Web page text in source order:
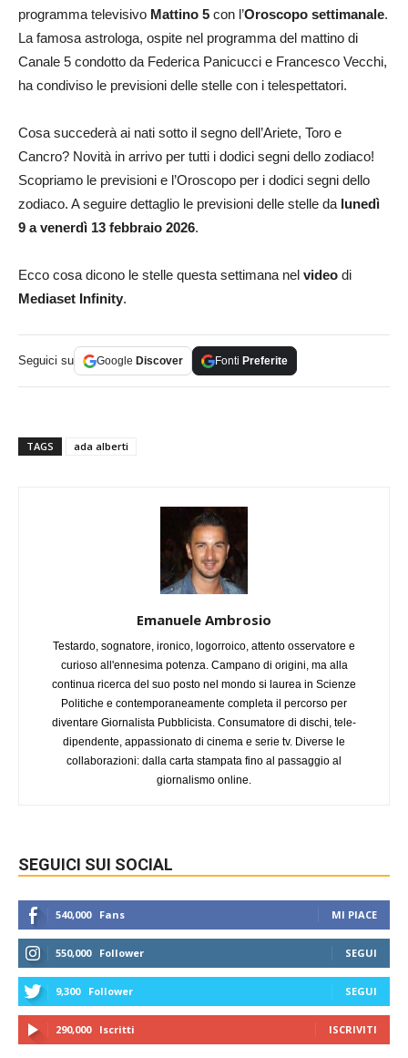
programma televisivo Mattino 5 con l’Oroscopo settimanale.
La famosa astrologa, ospite nel programma del mattino di
Canale 5 condotto da Federica Panicucci e Francesco Vecchi,
ha condiviso le previsioni delle stelle con i telespettatori.
Cosa succederà ai nati sotto il segno dell’Ariete, Toro e
Cancro? Novità in arrivo per tutti i dodici segni dello zodiaco!
Scopriamo le previsioni e l’Oroscopo per i dodici segni dello
zodiaco. A seguire dettaglio le previsioni delle stelle da lunedì
9 a venerdì 13 febbraio 2026.
Ecco cosa dicono le stelle questa settimana nel video di
Mediaset Infinity.
Seguici su Google Discover Fonti Preferite
TAGS ada alberti
Emanuele Ambrosio
Testardo, sognatore, ironico, logorroico, attento osservatore e
curioso all'ennesima potenza. Campano di origini, ma alla
continua ricerca del suo posto nel mondo si laurea in Scienze
Politiche e contemporaneamente completa il percorso per
diventare Giornalista Pubblicista. Consumatore di dischi, tele-
dipendente, appassionato di cinema e serie tv. Diverse le
collaborazioni: dalla carta stampata fino al passaggio al
giornalismo online.
SEGUICI SUI SOCIAL
540,000 Fans MI PIACE
550,000 Follower SEGUI
9,300 Follower SEGUI
290,000 Iscritti ISCRIVITI